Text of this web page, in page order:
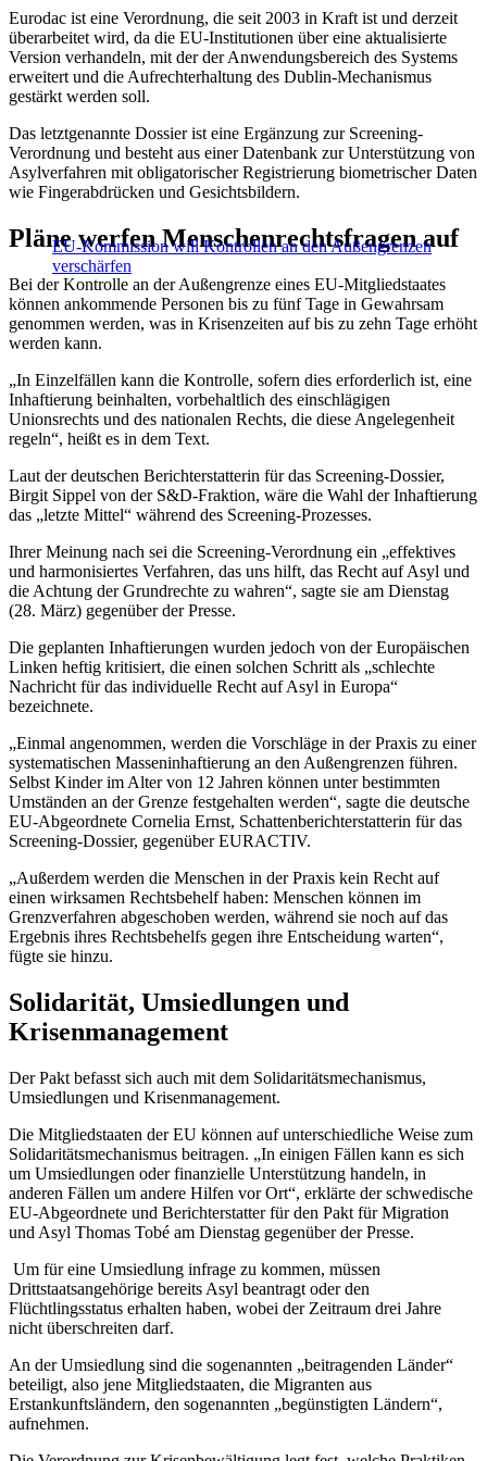
Eurodac ist eine Verordnung, die seit 2003 in Kraft ist und derzeit
überarbeitet wird, da die EU-Institutionen über eine aktualisierte
Version verhandeln, mit der der Anwendungsbereich des Systems
erweitert und die Aufrechterhaltung des Dublin-Mechanismus
gestärkt werden soll.
Das letztgenannte Dossier ist eine Ergänzung zur Screening-
Verordnung und besteht aus einer Datenbank zur Unterstützung von
Asylverfahren mit obligatorischer Registrierung biometrischer Daten
wie Fingerabdrücken und Gesichtsbildern.
EU-Kommission will Kontrollen an den Außengrenzen
verschärfen
Pläne werfen Menschenrechtsfragen auf
Bei der Kontrolle an der Außengrenze eines EU-Mitgliedstaates
können ankommende Personen bis zu fünf Tage in Gewahrsam
genommen werden, was in Krisenzeiten auf bis zu zehn Tage erhöht
werden kann.
„In Einzelfällen kann die Kontrolle, sofern dies erforderlich ist, eine
Inhaftierung beinhalten, vorbehaltlich des einschlägigen
Unionsrechts und des nationalen Rechts, die diese Angelegenheit
regeln“, heißt es in dem Text.
Laut der deutschen Berichterstatterin für das Screening-Dossier,
Birgit Sippel von der S&D-Fraktion, wäre die Wahl der Inhaftierung
das „letzte Mittel“ während des Screening-Prozesses.
Ihrer Meinung nach sei die Screening-Verordnung ein „effektives
und harmonisiertes Verfahren, das uns hilft, das Recht auf Asyl und
die Achtung der Grundrechte zu wahren“, sagte sie am Dienstag
(28. März) gegenüber der Presse.
Die geplanten Inhaftierungen wurden jedoch von der Europäischen
Linken heftig kritisiert, die einen solchen Schritt als „schlechte
Nachricht für das individuelle Recht auf Asyl in Europa“
bezeichnete.
„Einmal angenommen, werden die Vorschläge in der Praxis zu einer
systematischen Masseninhaftierung an den Außengrenzen führen.
Selbst Kinder im Alter von 12 Jahren können unter bestimmten
Umständen an der Grenze festgehalten werden“, sagte die deutsche
EU-Abgeordnete Cornelia Ernst, Schattenberichterstatterin für das
Screening-Dossier, gegenüber EURACTIV.
„Außerdem werden die Menschen in der Praxis kein Recht auf
einen wirksamen Rechtsbehelf haben: Menschen können im
Grenzverfahren abgeschoben werden, während sie noch auf das
Ergebnis ihres Rechtsbehelfs gegen ihre Entscheidung warten“,
fügte sie hinzu.
Solidarität, Umsiedlungen und
Krisenmanagement
Der Pakt befasst sich auch mit dem Solidaritätsmechanismus,
Umsiedlungen und Krisenmanagement.
Die Mitgliedstaaten der EU können auf unterschiedliche Weise zum
Solidaritätsmechanismus beitragen. „In einigen Fällen kann es sich
um Umsiedlungen oder finanzielle Unterstützung handeln, in
anderen Fällen um andere Hilfen vor Ort“, erklärte der schwedische
EU-Abgeordnete und Berichterstatter für den Pakt für Migration
und Asyl Thomas Tobé am Dienstag gegenüber der Presse.
Um für eine Umsiedlung infrage zu kommen, müssen
Drittstaatsangehörige bereits Asyl beantragt oder den
Flüchtlingsstatus erhalten haben, wobei der Zeitraum drei Jahre
nicht überschreiten darf.
An der Umsiedlung sind die sogenannten „beitragenden Länder“
beteiligt, also jene Mitgliedstaaten, die Migranten aus
Erstankunftsländern, den sogenannten „begünstigten Ländern“,
aufnehmen.